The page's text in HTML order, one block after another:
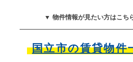
▼ 物件情報が見たい方はこち
国立市の賃貸物件